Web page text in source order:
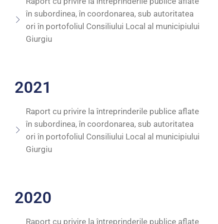
în subordinea, în coordonarea, sub autoritatea
ori în portofoliul Consiliului Local al municipiului
Giurgiu
2021
Raport cu privire la întreprinderile publice aflate
în subordinea, în coordonarea, sub autoritatea
ori în portofoliul Consiliului Local al municipiului
Giurgiu
2020
Raport cu privire la întreprinderile publice aflate